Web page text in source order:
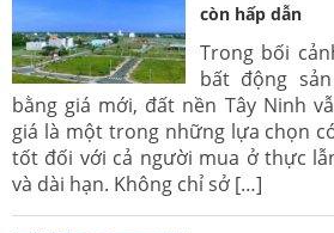
còn hấp dẫn
Trong bối
bất động
bằng giá mới, đất nền Tây Ninh
giá là một trong những lựa chọn
tốt đối với cả người mua ở thực
và dài hạn. Không chỉ sở […]